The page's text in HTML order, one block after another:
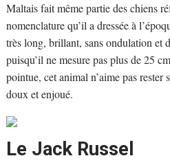
Maltais fait même partie des chiens
nomenclature qu’il a dressée à
très long, brillant, sans ondulation et
puisqu’il ne mesure pas plus de 25
pointue, cet animal n’aime pas rester
doux et enjoué.
Le Jack Russel